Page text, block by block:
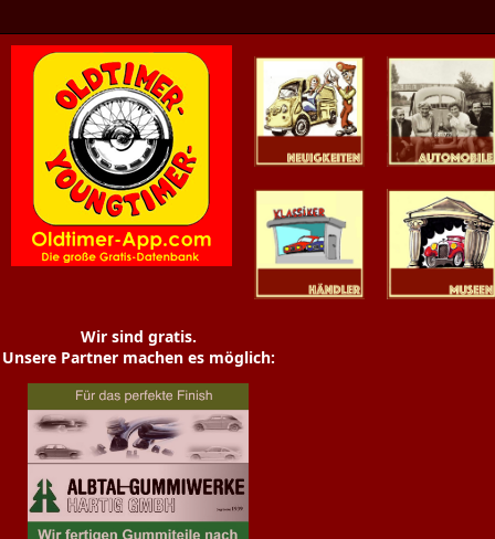
Youngtimer
Wir sind gratis.
Unsere Partner machen es möglich: